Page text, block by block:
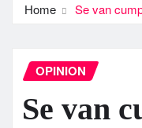
Home Se van
OPINION
Se van